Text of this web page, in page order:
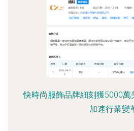
快時尚服飾品牌細刻獲5000萬
加速行業變